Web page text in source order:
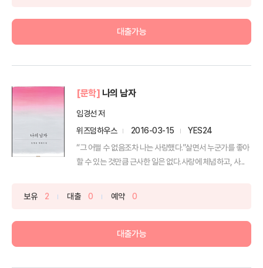
대출가능
[문학] 나의 남자
임경선 저
위즈덤하우스
2016-03-15
YES24
“그 어쩔 수 없음조차 나는 사랑했다.”살면서 누군가를 좋아
할 수 있는 것만큼 근사한 일은 없다.사랑에 체념하고, 사...
보유 2 대출 0 예약 0
대출가능